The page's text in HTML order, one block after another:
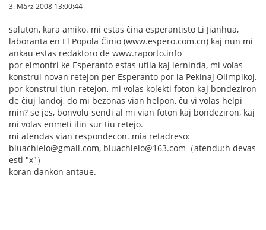
3. März 2008 13:00:44
saluton, kara amiko. mi estas ĉina esperantisto Li Jianhua,
laboranta en El Popola Ĉinio (www.espero.com.cn) kaj nun mi
ankau estas redaktoro de www.raporto.info
por elmontri ke Esperanto estas utila kaj lerninda, mi volas
konstrui novan retejon per Esperanto por la Pekinaj Olimpikoj.
por konstrui tiun retejon, mi volas kolekti foton kaj bondeziron
de ĉiuj landoj, do mi bezonas vian helpon, ĉu vi volas helpi
min? se jes, bonvolu sendi al mi vian foton kaj bondeziron, kaj
mi volas enmeti ilin sur tiu retejo.
mi atendas vian respondecon. mia retadreso:
bluachielo@gmail.com, bluachielo@163.com（atendu:h devas
esti "x"）
koran dankon antaue.